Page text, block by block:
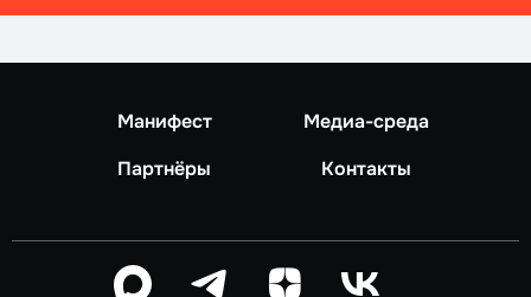
Манифест
Медиа-среда
Партнёры
Контакты